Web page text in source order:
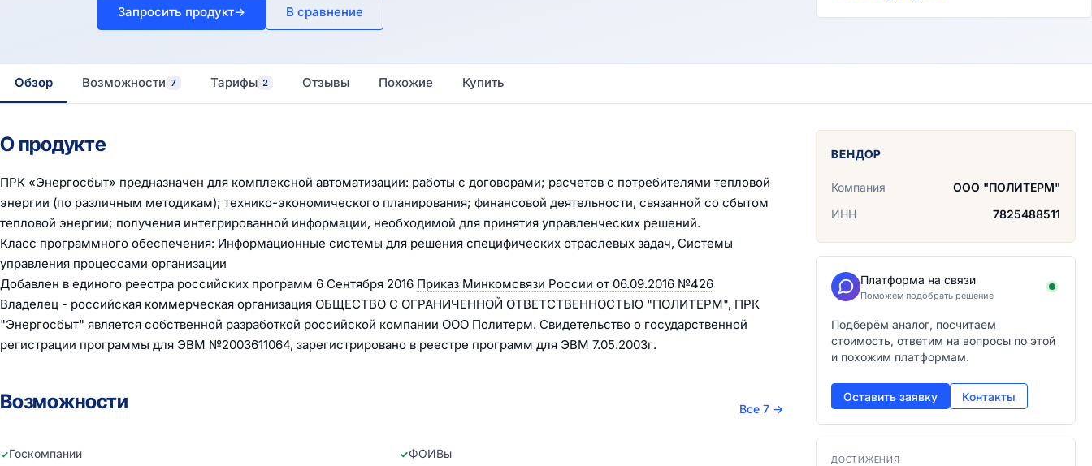
Запросить продукт→ В сравнение
Обзор Возможности 7 Тарифы 2 Отзывы Похожие Купить
О продукте
ПРК «Энергосбыт» предназначен для комплексной автоматизации: работы с договорами; расчетов с потребителями тепловой
энергии (по различным методикам); технико-экономического планирования; финансовой деятельности, связанной со сбытом
тепловой энергии; получения интегрированной информации, необходимой для принятия управленческих решений.
Класс программного обеспечения: Информационные системы для решения специфических отраслевых задач, Системы
управления процессами организации
Добавлен в единого реестра российских программ 6 Сентября 2016 Приказ Минкомсвязи России от 06.09.2016 №426
Владелец - российская коммерческая организация ОБЩЕСТВО С ОГРАНИЧЕННОЙ ОТВЕТСТВЕННОСТЬЮ "ПОЛИТЕРМ", ПРК
"Энергосбыт" является собственной разработкой российской компании ООО Политерм. Свидетельство о государственной
регистрации программы для ЭВМ №2003611064, зарегистрировано в реестре программ для ЭВМ 7.05.2003г.
Возможности Все 7 →
Госкомпании
ФОИВы
ВЕНДОР
Компания
ООО "ПОЛИТЕРМ"
ИНН
7825488511
Платформа на связи
Поможем подобрать решение
Подберём аналог, посчитаем
стоимость, ответим на вопросы по этой
и похожим платформам.
Оставить заявку Контакты
ДОСТИЖЕНИЯ